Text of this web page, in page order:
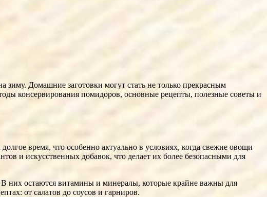
Домашние заготовки могут стать не только прекрасным
консервирования помидоров, основные рецепты, полезные советы и
время, что особенно актуально в условиях, когда свежие овощи
и искусственных добавок, что делает их более безопасными для
них остаются витамины и минералы, которые крайне важны для
от салатов до соусов и гарниров.